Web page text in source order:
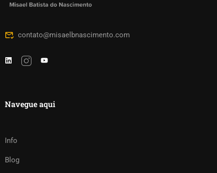
contato@misaelbnascimento.com
Navegue aqui
Info
Blog